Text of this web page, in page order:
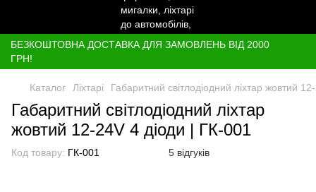
БЕЗКОШТОВНА ДОСТАВКА ДЛЯ ЗАМОВЛЕНЬ ВІД 2000
ГРН!
Каталог Ліхтарі Габаритний світлодіодний ліхтар жовтий
Габаритний світлодіодний ліхтар
жовтий 12-24V 4 діоди | ГК-001
Код товару: ГК-001 5 відгуків